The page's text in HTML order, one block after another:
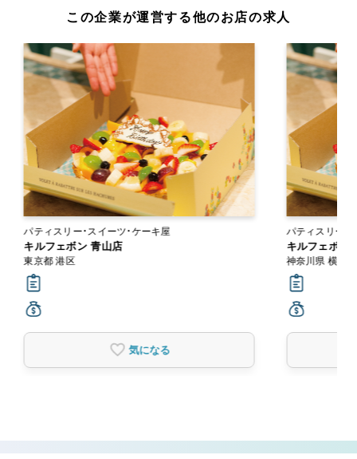
この企業が運営する他のお店の求人
パティスリー・スイーツ・ケーキ屋
キルフェボン 青山店
東京都 港区
気になる
パティスリー・
キルフェボン
神奈川県 横浜